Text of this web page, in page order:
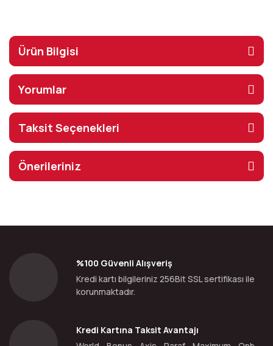
Ürün Bilgisi
Yorumlar
Taksit Seçenekleri
Önerileriniz
%100 Güvenli Alışveriş
Kredi kartı bilgileriniz 256Bit SSL sertifikası ile
korunmaktadır.
Kredi Kartına Taksit Avantajı